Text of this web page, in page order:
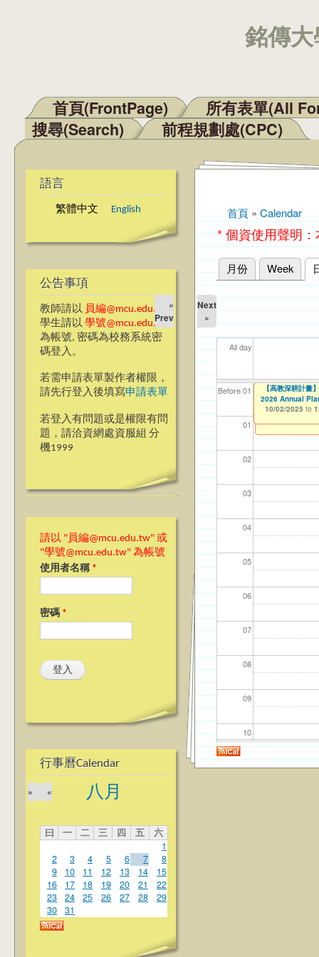
銘傳
主選單
首頁(FrontPage)
所有表單(All
搜尋(Search)
前程規劃處(CPC)
語言
繁體中文 English
公告事項
教師請以 員編@mcu.edu.tw
學生請以 學號@mcu.edu.tw
為帳號, 密碼為校務系統密
碼登入。
若需申請表單製作者權限，
請先行登入後填寫申請表單
若登入有問題或是權限有問
題，請洽資網處資服組 分
機1999
請以 "員編@mcu.edu.tw" 或
"學號@mcu.edu.tw" 為帳號
使用者名稱 *
密碼 *
行事曆Calendar
八月
«
»
曰 一 二 三 四 五
六
1
2
3 4 5 6 7
8
9
10 11 12 13 14
15
16
17 18 19 20 21
22
23
24 25 26 27 28
29
30
31
您在這裡
首頁 » Calendar
* 個資使用聲明
主要索引標籤
月份 Week
«
Prev
Next
»
All day
Before 01
01
02
03
04
05
06
07
08
09
10
11
【資網處】
整合系統～表單
03/27/2013 to
【財務處】工讀
11/12/2021 to
07/31/2027
【財務處】漏打
錄
11/15/2021 to
114學年度前程
表(服務學習教師
04/17/2022 to
114學年度前程
回饋表(服務學習
02/01/2023 to
114
03/
【學
07/
114
09/
教務
11/
商品
11/
114
02/
【財
08/
高中
09/
【人
09/
【人
09/
【高教深耕計
Encourage
10/02/2025 to
【高教深耕計
Application-
10/02/2025 to
【高教深耕計
Program
10/02/2025 to
【高教深耕計
2026 Annual
10/02/2025 to